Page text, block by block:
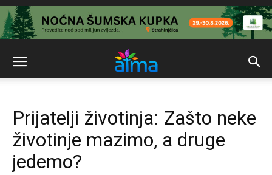
Prijatelji životinja: Zašto neke
životinje mazimo, a druge
jedemo?